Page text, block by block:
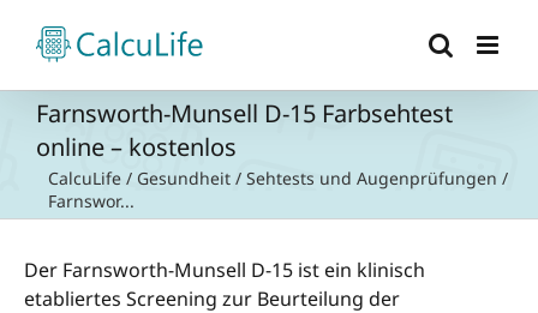
Inhalt
springen
Farnsworth-Munsell D-15 Farbsehtest
online – kostenlos
CalcuLife / Gesundheit / Sehtests und Augenprüfungen /
Farnswor...
Der Farnsworth-Munsell D-15 ist ein klinisch
etabliertes Screening zur Beurteilung der